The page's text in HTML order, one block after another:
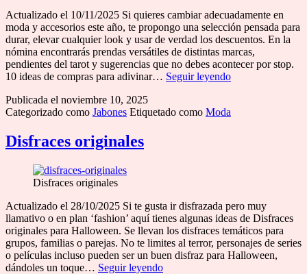
Actualizado el 10/11/2025 Si quieres cambiar adecuadamente en
moda y accesorios este año, te propongo una selección pensada para
durar, elevar cualquier look y usar de verdad los descuentos. En la
nómina encontrarás prendas versátiles de distintas marcas,
pendientes del tarot y sugerencias que no debes acontecer por stop.
10 ideas de compras para adivinar… Seguir leyendoGurú
para
Publicada el noviembre 10, 2025
Categorizado como Jabones Etiquetado como Moda
Disfraces originales
Disfraces originales
Actualizado el 28/10/2025 Si te gusta ir disfrazada pero muy
llamativo o en plan ‘fashion’ aquí tienes algunas ideas de Disfraces
originales para Halloween. Se llevan los disfraces temáticos para
grupos, familias o parejas. No te limites al terror, personajes de series
o películas incluso pueden ser un buen disfraz para Halloween,
dándoles un toque… Seguir leyendoDisfraces